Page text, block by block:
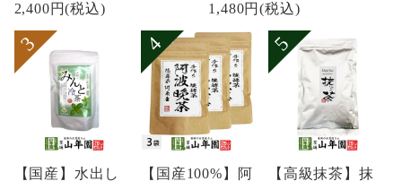
2,400円(税込)
1,480円(税込)
【国産】水出し
【国産100%】阿
【高級抹茶】抹